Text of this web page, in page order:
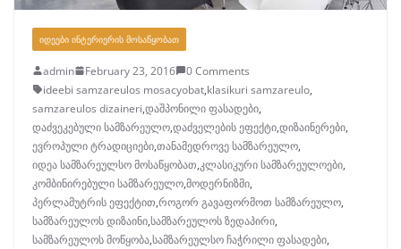
ᲘᲓᲔᲔᲑᲘ ᲘᲜᲢᲔᲠᲘᲔᲠᲘᲡ ᲛᲝᲡᲐᲬᲧᲝᲑᲐᲗ
admin February 23, 2016
0 Comments
ideebi samzareulos mosacyobat,klasikuri samzareulo,
samzareulos dizaineri,დაშპონილი ფასადები,
დაძვეკებული სამზარეულო,დაძველების ეფექტი,დიზაინერები,
ევროპული ტრადიციები,თანამედროვე სამზარეულო,
იდეა სამზარეულსო მოსაწყობათ,კლასიკური სამზარეულოები,
კომბინირებული სამზარეულო,მოდერნიზმი,
პერლამუტრის ეფექტით,როგორ გავაფორმოთ სამზარეულო,
სამზარეულოს დიზაინი,სამზარეულოს ზედაპირი,
სამზარეულოს მოწყობა,სამზარეულსო ჩაჭრილი ფასადები,